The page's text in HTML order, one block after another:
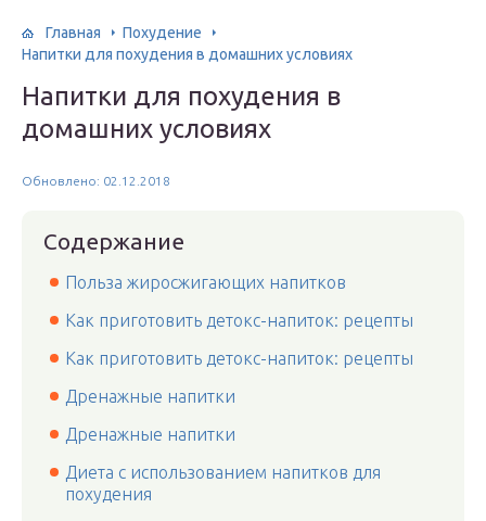
Главная
Похудение
Напитки для похудения в домашних условиях
Напитки для похудения в
домашних условиях
Обновлено: 02.12.2018
Содержание
Польза жиросжигающих напитков
Как приготовить детокс-напиток: рецепты
Как приготовить детокс-напиток: рецепты
Дренажные напитки
Дренажные напитки
Диета с использованием напитков для
похудения